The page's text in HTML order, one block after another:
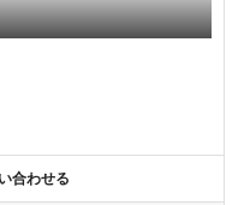
合わせる